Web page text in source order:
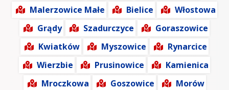
Malerzowice Małe
Bielice
Włostowa
Grądy
Szadurczyce
Goraszowice
Kwiatków
Myszowice
Rynarcice
Wierzbie
Prusinowice
Kamienica
Mroczkowa
Goszowice
Morów